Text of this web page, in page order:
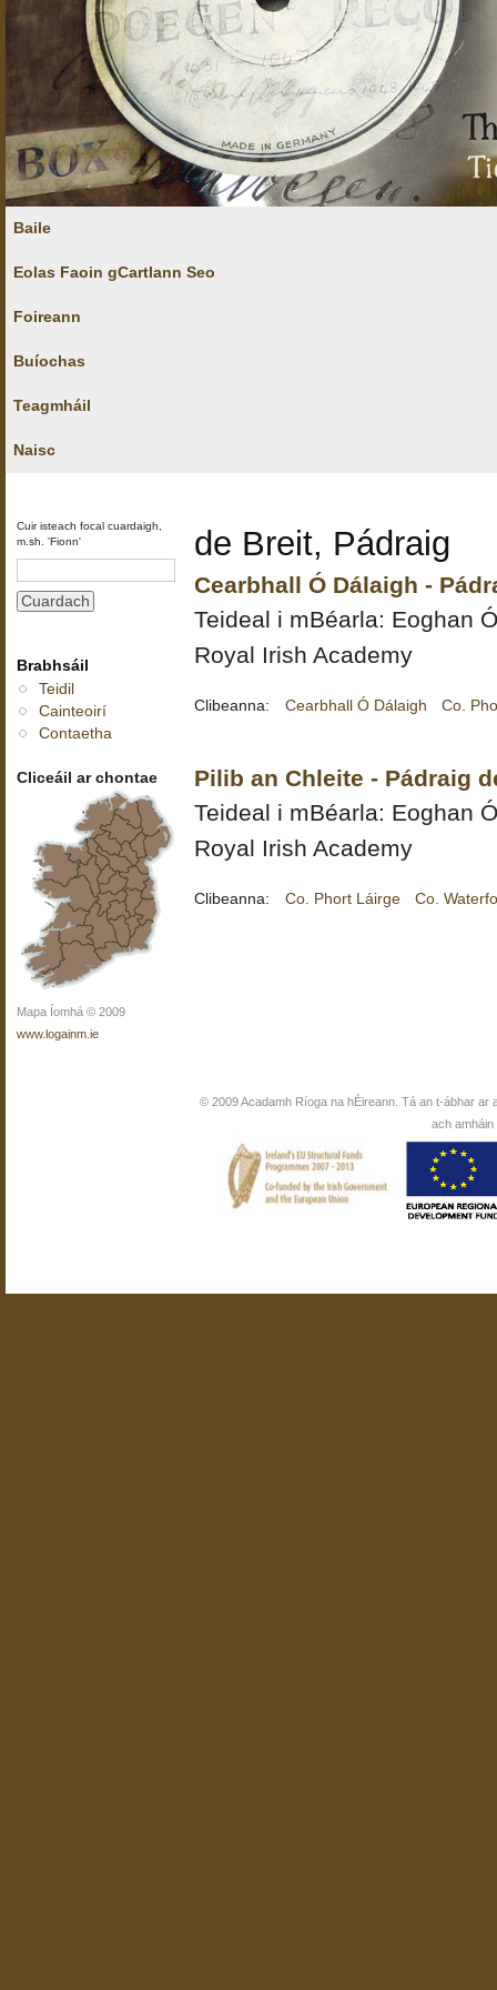
Baile
Eolas Faoin gCartlann Seo
Foireann
Buíochas
Teagmháil
Naisc
Cuir isteach focal cuardaigh,
m.sh. 'Fionn'
Brabhsáil
Teidil
Cainteoirí
Contaetha
Cliceáil ar chontae
Mapa Íomhá © 2009
www.logainm.ie
de Breit, Pádraig
Cearbhall Ó Dálaigh -
Teideal i mBéarla: Eoghan
Royal Irish Academy
Clibeanna: Cearbhall Ó Dálaigh Co.
Pilib an Chleite - Pádraig
Teideal i mBéarla: Eoghan
Royal Irish Academy
Clibeanna: Co. Phort Láirge Co.
© 2009 Acadamh Ríoga na hÉireann. Tá an t-ábhar ar
ach amháin